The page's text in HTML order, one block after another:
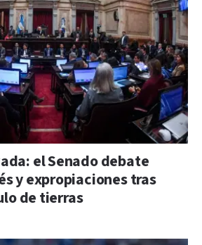
el Senado debate
y expropiaciones tras
de tierras